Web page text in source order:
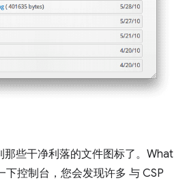
那些干净利落的文件图标了。What
下控制台，您会发现许多 与 CSP